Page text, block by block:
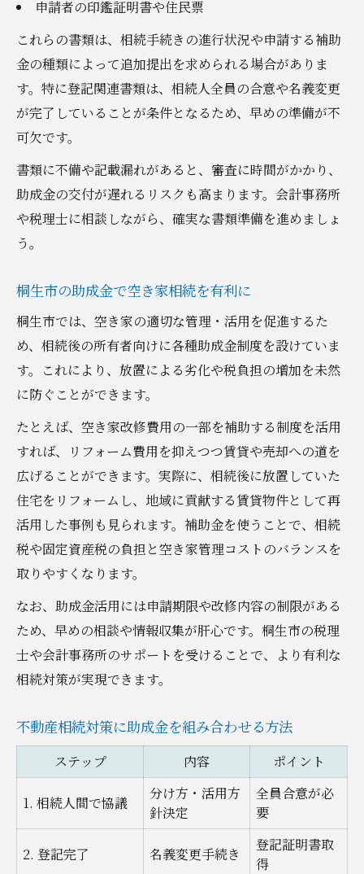
申請者の印鑑証明書や住民票
これらの書類は、相続手続きの進行状況や申請する補助
金の種類によって追加提出を求められる場合がありま
す。特に登記関連書類は、相続人全員の合意や名義変更
が完了していることが条件となるため、早めの準備が不
可欠です。
書類に不備や記載漏れがあると、審査に時間がかかり、
助成金の交付が遅れるリスクも高まります。会計事務所
や税理士に相談しながら、確実な書類準備を進めましょ
う。
桐生市の助成金で空き家相続を有利に
桐生市では、空き家の適切な管理・活用を促進するた
め、相続後の所有者向けに各種助成金制度を設けていま
す。これにより、放置による劣化や税負担の増加を未然
に防ぐことができます。
たとえば、空き家改修費用の一部を補助する制度を活用
すれば、リフォーム費用を抑えつつ賃貸や売却への道を
広げることができます。実際に、相続後に放置していた
住宅をリフォームし、地域に貢献する賃貸物件として再
活用した事例も見られます。補助金を使うことで、相続
税や固定資産税の負担と空き家管理コストのバランスを
取りやすくなります。
なお、助成金活用には申請期限や改修内容の制限がある
ため、早めの相談や情報収集が肝心です。桐生市の税理
士や会計事務所のサポートを受けることで、より有利な
相続対策が実現できます。
不動産相続対策に助成金を組み合わせる方法
ステップ 内容 ポイント
1. 相続人間で協議
分け方・活用方
針決定
全員合意が必
要
2. 登記完了 名義変更手続き
登記証明書取
得